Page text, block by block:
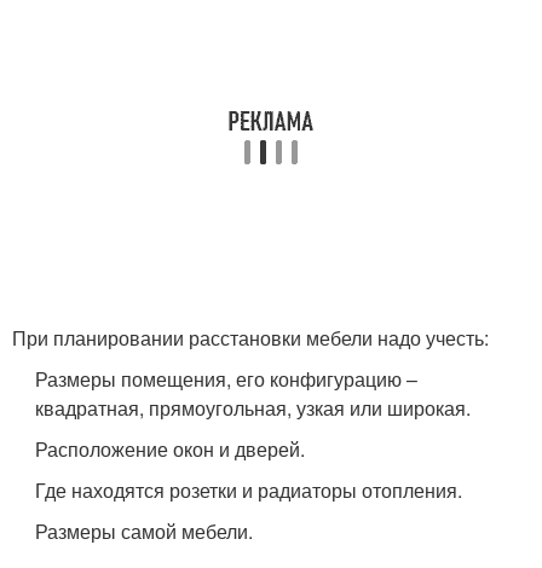
При планировании расстановки мебели надо учесть:
Размеры помещения, его конфигурацию –
квадратная, прямоугольная, узкая или широкая.
Расположение окон и дверей.
Где находятся розетки и радиаторы отопления.
Размеры самой мебели.